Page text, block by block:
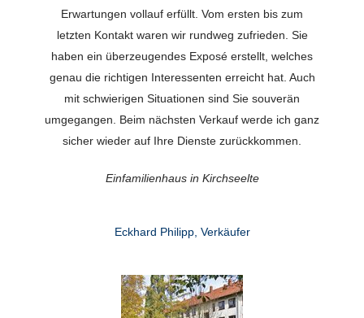
Erwartungen vollauf erfüllt. Vom ersten bis zum
letzten Kontakt waren wir rundweg zufrieden. Sie
haben ein überzeugendes Exposé erstellt, welches
genau die richtigen Interessenten erreicht hat. Auch
mit schwierigen Situationen sind Sie souverän
umgegangen. Beim nächsten Verkauf werde ich ganz
sicher wieder auf Ihre Dienste zurückkommen.
Einfamilienhaus in Kirchseelte
Eckhard Philipp, Verkäufer